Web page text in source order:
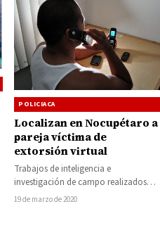
POLICIACA
Localizan en Nocupétaro a
pareja víctima de
extorsión virtual
Trabajos de inteligencia e
investigación de campo realizados
por la Fiscalía General del Estado de
19 de marzo de 2020